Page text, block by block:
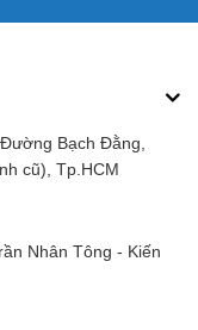
Bạch Đằng,
cũ), Tp.HCM
Nhân Tông - Kiến